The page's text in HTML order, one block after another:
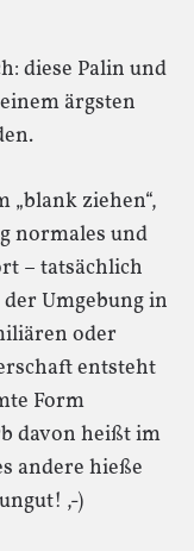
diese Palin und
ärgsten
ziehen“,
normales und
– tatsächlich
Umgebung in
oder
entsteht
Form
davon heißt im
andere hieße
,-)